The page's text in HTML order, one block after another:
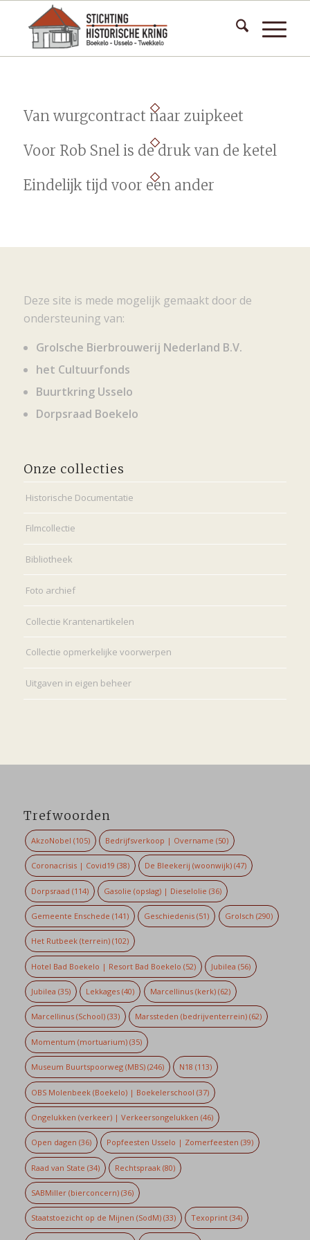
Van wurgcontract naar zuipkeet
Voor Rob Snel is de druk van de ketel
Eindelijk tijd voor een ander
Deze site is mede mogelijk gemaakt door de
ondersteuning van:
Grolsche Bierbrouwerij Nederland B.V.
het Cultuurfonds
Buurtkring Usselo
Dorpsraad Boekelo
Onze collecties
Historische Documentatie
Filmcollectie
Bibliotheek
Foto archief
Collectie Krantenartikelen
Collectie opmerkelijke voorwerpen
Uitgaven in eigen beheer
Trefwoorden
AkzoNobel (105) Bedrijfsverkoop | Overname (50)
Coronacrisis | Covid19 (38) De Bleekerij (woonwijk) (47)
Dorpsraad (114) Gasolie (opslag) | Dieselolie (36)
Gemeente Enschede (141) Geschiedenis (51) Grolsch (290)
Het Rutbeek (terrein)(102)
Hotel Bad Boekelo | Resort Bad Boekelo (52) Jubilea (56)
Jubilea (35) Lekkages (40) Marcellinus (kerk)(62)
Marcellinus (School)(33) Marssteden (bedrijventerrein) (62)
Momentum (mortuarium)(35)
Museum Buurtspoorweg (MBS)(246) N18 (113)
OBS Molenbeek (Boekelo) | Boekelerschool (37)
Ongelukken (verkeer) | Verkeersongelukken (46)
Open dagen (36) Popfeesten Usselo | Zomerfeesten (39)
Raad van State (34) Rechtspraak (80)
SABMiller (bierconcern)(36)
Staatstoezicht op de Mijnen (SodM)(33) Texoprint (34)